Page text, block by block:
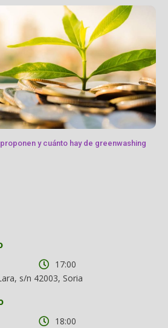
y cuánto hay de greenwashing
17:00
s/n 42003, Soria
18:00